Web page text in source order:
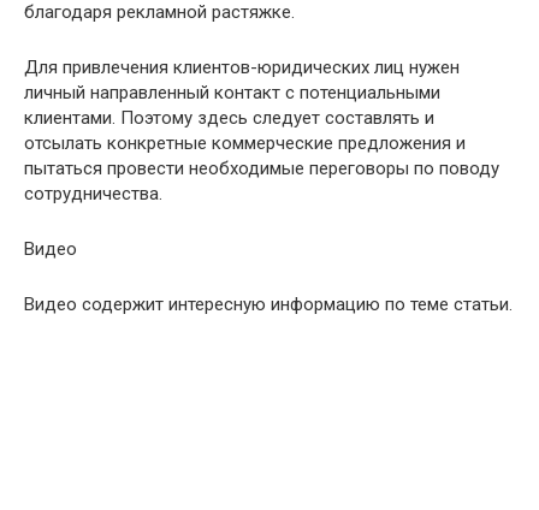
благодаря рекламной растяжке.
Для привлечения клиентов-юридических лиц нужен
личный направленный контакт с потенциальными
клиентами. Поэтому здесь следует составлять и
отсылать конкретные коммерческие предложения и
пытаться провести необходимые переговоры по поводу
сотрудничества.
Видео
Видео содержит интересную информацию по теме статьи.